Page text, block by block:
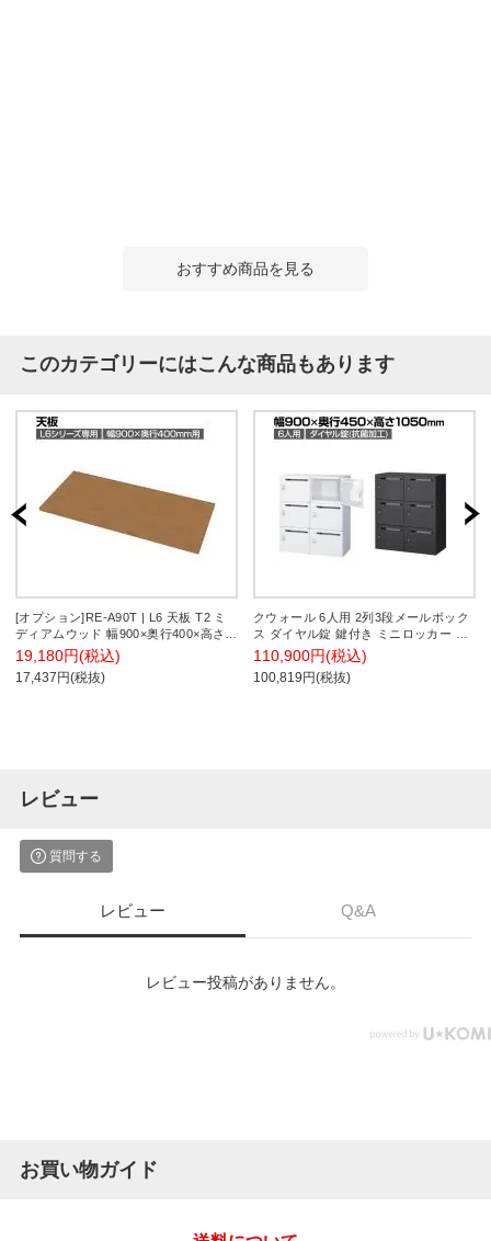
おすすめ商品を見る
このカテゴリーにはこんな商品もあります
[オプション]RE-A90T | L6 天板 T2 ミ
ディアムウッド 幅900×奥行400×高さ
20mm プラス(PLUS)
19,180円(税込)
17,437円(税抜)
クウォール 6人用 2列3段メールボック
ス ダイヤル錠 鍵付き ミニロッカー ホ
ワイト ブラック 幅900×奥行450×高さ
1050mm メールロッカー パーソナルロ
ッカー 個人ロッカー RW45-610P-D2
110,900円(税込)
100,819円(税抜)
レビュー
質問する
レビュー Q&A
レビュー投稿がありません。
お買い物ガイド